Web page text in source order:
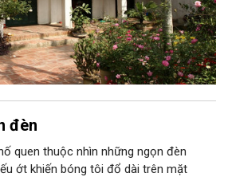
đèn
quen thuộc nhìn những ngọn đèn
ớt khiến bóng tôi đổ dài trên mặt